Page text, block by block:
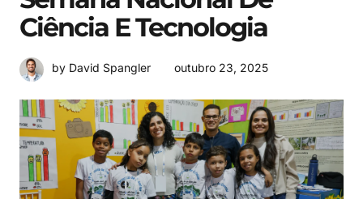
Ciência E Tecnologia
by David Spangler outubro 23, 2025